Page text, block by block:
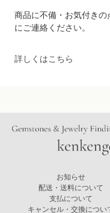
商品に不備・お気付き
にご連絡ください。
詳しくはこちら
お知らせ
配送・送料について
支払について
キャンセル・交換につい